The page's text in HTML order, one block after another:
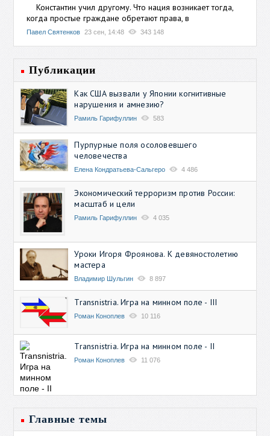
Константин учил другому. Что нация возникает тогда,
когда простые граждане обретают права, в
Павел Святенков 23 сен, 14:48 343 148
Публикации
Как США вызвали у Японии когнитивные
нарушения и амнезию?
Рамиль Гарифуллин 583
Пурпурные поля осоловевшего
человечества
Елена Кондратьева-Сальгеро 4 486
Экономический терроризм против России:
масштаб и цели
Рамиль Гарифуллин 4 035
Уроки Игоря Фроянова. К девяностолетию
мастера
Владимир Шульгин 8 897
Transnistria. Игра на минном поле - III
Роман Коноплев 10 116
Transnistria. Игра на минном поле - II
Роман Коноплев 11 076
Главные темы